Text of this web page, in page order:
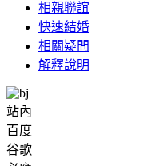
相親聯誼
快速結婚
相關疑問
解釋說明
站內
百度
谷歌